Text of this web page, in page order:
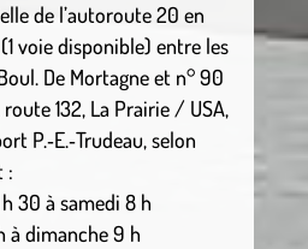
de l’autoroute 20 en
voie disponible) entre les
De Mortagne et n° 90
132, La Prairie / USA,
P.‑E.‑Trudeau, selon
:
30 à samedi 8 h
à dimanche 9 h